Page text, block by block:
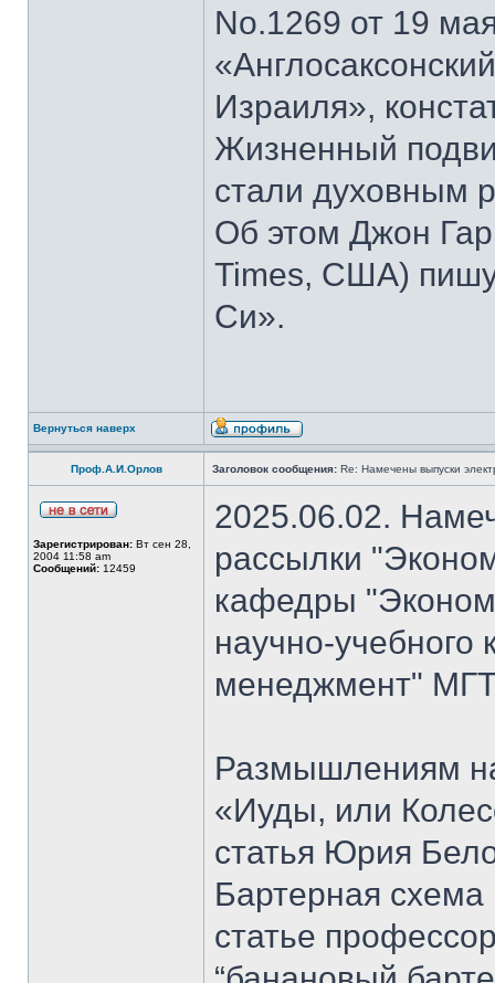
No.1269 от 19
Израиля»,
Жизненный
стали духовным
Об этом Джон
Times, США)
Си».
Вернуться наверх
Проф.А.И.Орлов Заголовок сообщения: Re: Намечены выпуски
Зарегистрирован: Вт сен 28,
2004 11:58 am
Сообщений: 12459
2025.06.02.
рассылки
кафедры
научно-
менеджмент"
Размышлениям
«Иуды, или
статья Юрия
Бартерная схема
статье